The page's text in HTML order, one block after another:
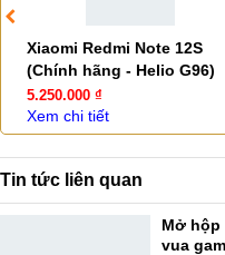
Xiaomi Redmi Note 12S
(Chính hãng - Helio G96)
5.250.000 ₫
Xem chi tiết
Tin tức liên quan
Mở hộp
vua